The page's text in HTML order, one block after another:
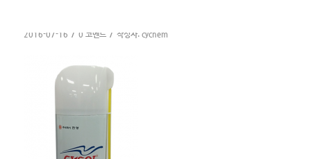
2016-07-16 / 0 코멘트 / 작성자: cychem